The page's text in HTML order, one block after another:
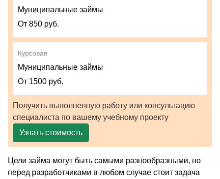
Муниципальные займы
От 850 руб.
Курсовая
Муниципальные займы
От 1500 руб.
Получить выполненную работу или консультацию
специалиста по вашему учебному проекту
Узнать стоимость
Цели займа могут быть самыми разнообразными, но
перед разработчиками в любом случае стоит задача